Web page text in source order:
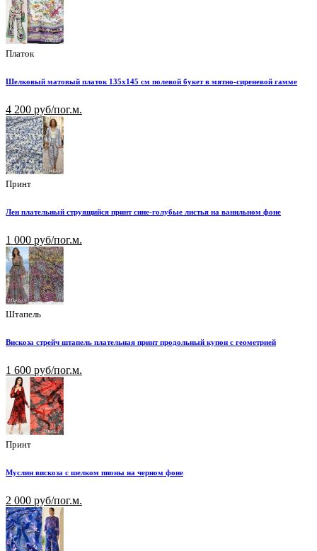
Платок
Шелковый матовый платок 135х145 см полевой букет в мятно-сиреневой гамме
4 200 руб/пог.м.
Принт
Лен плательный струящийся принт сине-голубые листья на ванильном фоне
1 000 руб/пог.м.
Штапель
Вискоза стрейч штапель плательная принт продольный купон с геометрией
1 600 руб/пог.м.
Принт
Муслин вискоза с шелком пионы на черном фоне
2 000 руб/пог.м.